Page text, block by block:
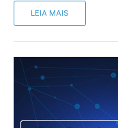
LEIA MAIS